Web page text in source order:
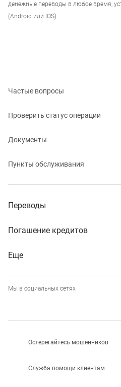
денежные переводы в любое время,
(Android или IOS).
Частые вопросы
Проверить статус операции
Документы
Пункты обслуживания
Переводы
Погашение кредитов
Еще
Мы в социальных сетях
Остерегайтесь мошенников
Служба помощи клиентам